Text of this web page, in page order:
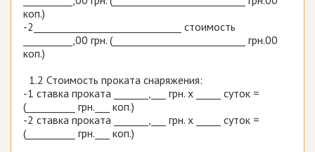
коп.)
-2______________________________ стоимость
__________,00 грн. (___________________________ грн.00
коп.)
1.2 Стоимость проката снаряжения:
-1 ставка проката _______,___ грн. х _____ суток =
(__________ грн.___ коп.)
-2 ставка проката _______,___ грн. х _____ суток =
(__________ грн.___ коп.)